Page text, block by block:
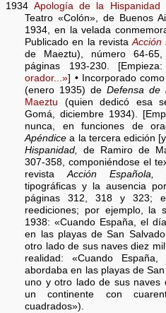
1934 Apología de la Hispanidad
Teatro «Colón», de Buenos
1934, en la velada
Publicado en la revistaAcción
de Maeztu), número 64-
páginas 193-230. [Empieza:
orador...»] • Incorporado
(enero 1935) deDefensa de
Maeztu (quien dedicó esa
Gomá, diciembre 1934).
nunca, en funciones de
Apéndice a la tercera edición
Hispanidad, de Ramiro de
307-358, componiéndose el
revistaAcción Española,
tipográficas y la ausencia
páginas 312, 318 y 323;
reediciones; por ejemplo, la
1938: «Cuando España, el
en las playas de San
otro lado de sus naves diez
realidad: «Cuando
abordaba en las playas de
uno y otro lado de sus naves
un continente con
cuadrados»).